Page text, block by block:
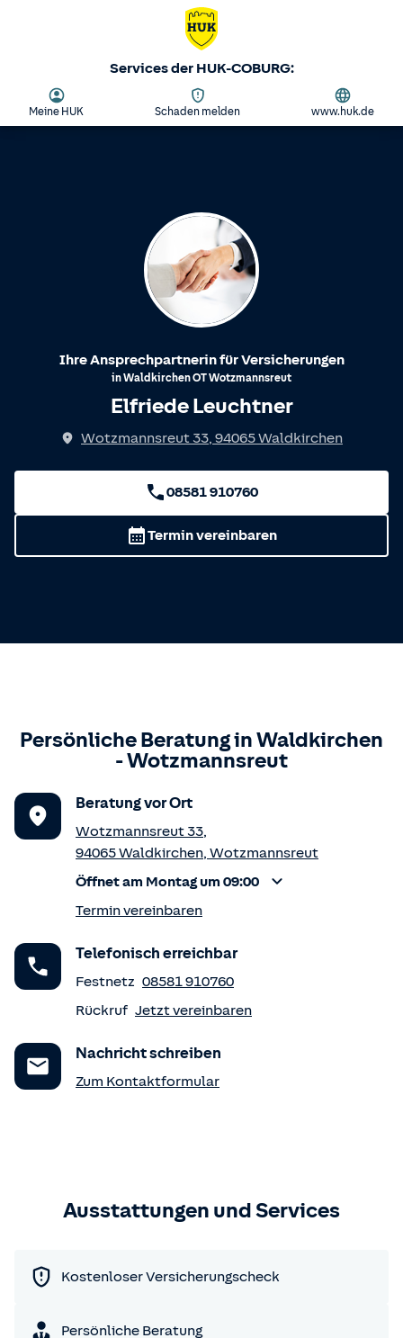
Services der HUK-COBURG:
Meine HUK Schaden melden www.huk.de
Ihre Ansprechpartnerin für Versicherungen
inWaldkirchenOTWotzmannsreut
Elfriede Leuchtner
Wotzmannsreut 33, 94065Waldkirchen
08581 910760
Termin vereinbaren
Persönliche Beratung inWaldkirchen
-Wotzmannsreut
Beratung vor Ort
Wotzmannsreut 33,
94065Waldkirchen, Wotzmannsreut
Öffnet am Montag um 09:00
Termin vereinbaren
Telefonisch erreichbar
Festnetz 08581 910760
Rückruf Jetzt vereinbaren
Nachricht schreiben
Zum Kontaktformular
Ausstattungen und Services
Kostenloser Versicherungscheck
Persönliche Beratung